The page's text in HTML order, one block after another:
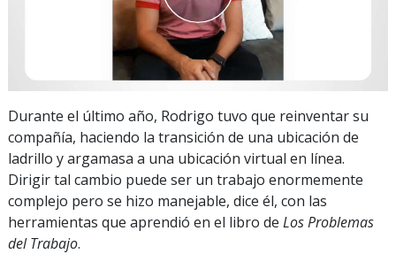
Durante el último año, Rodrigo tuvo que reinventar su
compañía, haciendo la transición de una ubicación de
ladrillo y argamasa a una ubicación virtual en línea.
Dirigir tal cambio puede ser un trabajo enormemente
complejo pero se hizo manejable, dice él, con las
herramientas que aprendió en el libro de Los Problemas
del Trabajo.